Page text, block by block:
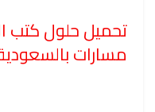
تحميل حلول كتب
مسارات